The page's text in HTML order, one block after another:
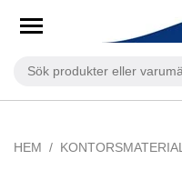
HEM KONTORSMATERIAL